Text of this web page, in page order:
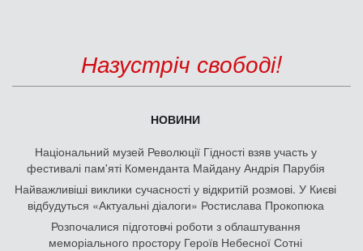
Назустріч свободі!
НОВИНИ
Національний музей Революції Гідності взяв участь у
фестивалі пам'яті Коменданта Майдану Андрія Парубія
Найважливіші виклики сучасності у відкритій розмові. У Києві
відбудуться «Актуальні діалоги» Ростислава Прокопюка
Розпочалися підготовчі роботи з облаштування
меморіального простору Героїв Небесної Сотні